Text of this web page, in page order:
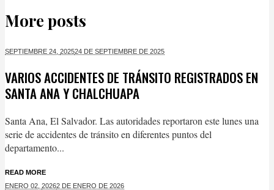
More posts
SEPTIEMBRE 24, 202524 DE SEPTIEMBRE DE 2025
VARIOS ACCIDENTES DE TRÁNSITO REGISTRADOS EN
SANTA ANA Y CHALCHUAPA
Santa Ana, El Salvador. Las autoridades reportaron este lunes una
serie de accidentes de tránsito en diferentes puntos del
departamento...
READ MORE
ENERO 02, 20262 DE ENERO DE 2026